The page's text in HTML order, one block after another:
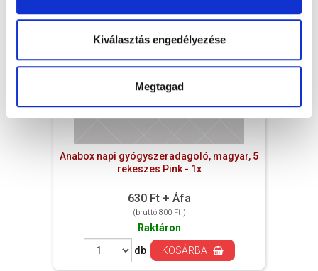
Kiválasztás engedélyezése
Megtagad
Anabox napi gyógyszeradagoló, magyar, 5
rekeszes Pink - 1x
630 Ft + Áfa
(bruttó 800 Ft )
Raktáron
db
KOSÁRBA